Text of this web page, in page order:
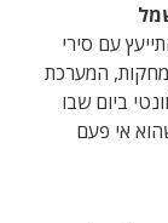
עם סירי
המערכת
ביום שבו
אי פעם